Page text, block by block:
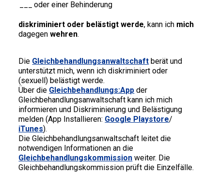
oder einer Behinderung
diskriminiert oder belästigt werde, kann ich mich
dagegenwehren.
Die Gleichbehandlungsanwaltschaft berät und
unterstützt mich, wenn ich diskriminiert oder
(sexuell) belästigt werde.
Über die Gleichbehandlungs:App der
Gleichbehandlungsanwaltschaft kann ich mich
informieren und Diskriminierung und Belästigung
melden (App Installieren: Google Playstore/
iTunes).
Die Gleichbehandlungsanwaltschaft leitet die
notwendigen Informationen an die
Gleichbehandlungskommission weiter. Die
Gleichbehandlungskommission prüft die Einzelfälle.